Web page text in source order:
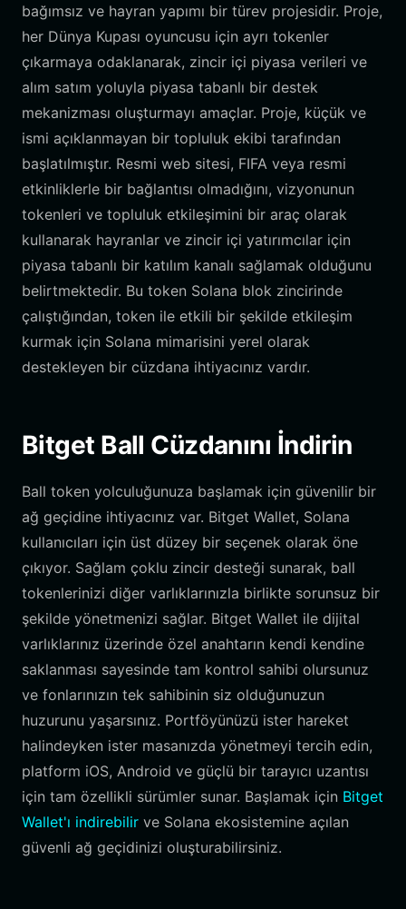
bağımsız ve hayran yapımı bir türev projesidir. Proje,
her Dünya Kupası oyuncusu için ayrı tokenler
çıkarmaya odaklanarak, zincir içi piyasa verileri ve
alım satım yoluyla piyasa tabanlı bir destek
mekanizması oluşturmayı amaçlar. Proje, küçük ve
ismi açıklanmayan bir topluluk ekibi tarafından
başlatılmıştır. Resmi web sitesi, FIFA veya resmi
etkinliklerle bir bağlantısı olmadığını, vizyonunun
tokenleri ve topluluk etkileşimini bir araç olarak
kullanarak hayranlar ve zincir içi yatırımcılar için
piyasa tabanlı bir katılım kanalı sağlamak olduğunu
belirtmektedir. Bu token Solana blok zincirinde
çalıştığından, token ile etkili bir şekilde etkileşim
kurmak için Solana mimarisini yerel olarak
destekleyen bir cüzdana ihtiyacınız vardır.
Bitget Ball Cüzdanını İndirin
Ball token yolculuğunuza başlamak için güvenilir bir
ağ geçidine ihtiyacınız var. Bitget Wallet, Solana
kullanıcıları için üst düzey bir seçenek olarak öne
çıkıyor. Sağlam çoklu zincir desteği sunarak, ball
tokenlerinizi diğer varlıklarınızla birlikte sorunsuz bir
şekilde yönetmenizi sağlar. Bitget Wallet ile dijital
varlıklarınız üzerinde özel anahtarın kendi kendine
saklanması sayesinde tam kontrol sahibi olursunuz
ve fonlarınızın tek sahibinin siz olduğunuzun
huzurunu yaşarsınız. Portföyünüzü ister hareket
halindeyken ister masanızda yönetmeyi tercih edin,
platform iOS, Android ve güçlü bir tarayıcı uzantısı
için tam özellikli sürümler sunar. Başlamak için Bitget
Wallet'ı indirebilir ve Solana ekosistemine açılan
güvenli ağ geçidinizi oluşturabilirsiniz.